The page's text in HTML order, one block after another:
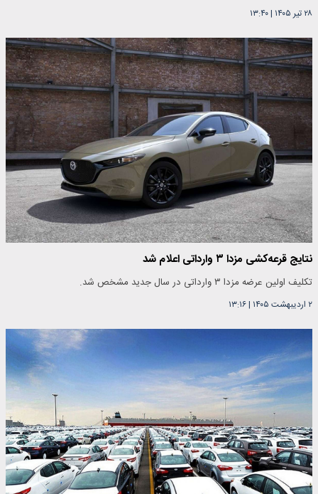
۲۸ تیر ۱۴۰۵ |۱۳:۴۰
نتایج قرعه‌کشی مزدا ۳ وارداتی اعلام شد
تکلیف اولین عرضه مزدا ۳ وارداتی در سال جدید مشخص شد.
۲ اردیبهشت ۱۴۰۵ |۱۳:۱۶